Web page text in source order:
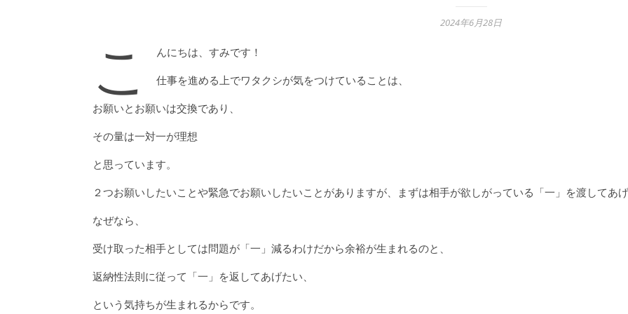
2024年6月28日
こ
んにちは、すみです！
仕事を進める上でワタクシが気をつけていることは、
お願いとお願いは交換であり、
その量は一対一が理想
と思っています。
２つお願いしたいことや緊急でお願いしたいことがありますが、まずは相手が欲しがっている「一」を渡してあげ
なぜなら、
受け取った相手としては問題が「一」減るわけだから余裕が生まれるのと、
返納性法則に従って「一」を返してあげたい、
という気持ちが生まれるからです。